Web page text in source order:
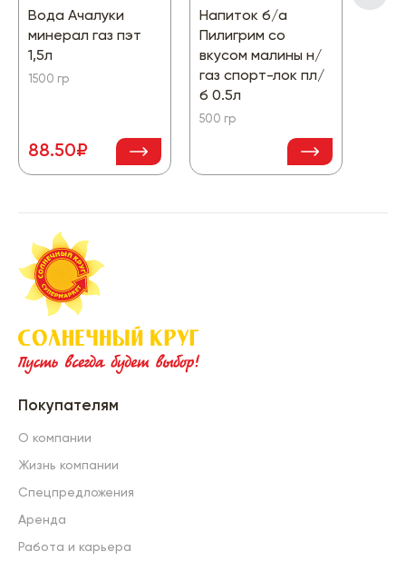
Вода Ачалуки
минерал газ пэт
1,5л
1500 гр
88.50₽
Напиток б/а
Пилигрим со
вкусом малины н/
газ спорт-лок пл/
б 0.5л
500 гр
Покупателям
О компании
Жизнь компании
Спецпредложения
Аренда
Работа и карьера